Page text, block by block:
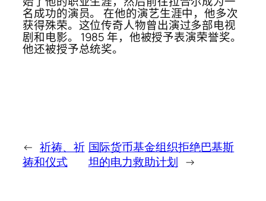
名成功的演员。 在他的演艺生涯中，他多次
获得殊荣。这位传奇人物曾出演过多部电视
剧和电影。 1985 年，他被授予表演荣誉奖。
他还被授予总统奖。
← 祈祷、祈
祷和仪式
国际货币基金组织拒绝巴基斯
坦的电力救助计划 →